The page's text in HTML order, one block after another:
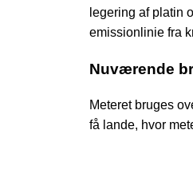
legering af platin
emissionlinie fra
Nuværende
Meteret bruges
få lande, hvor